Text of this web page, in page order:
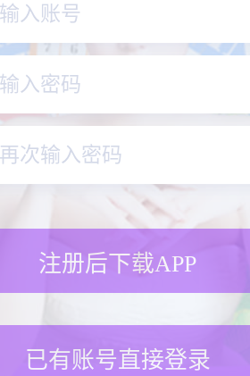
注册后下载APP
已有账号直接登录